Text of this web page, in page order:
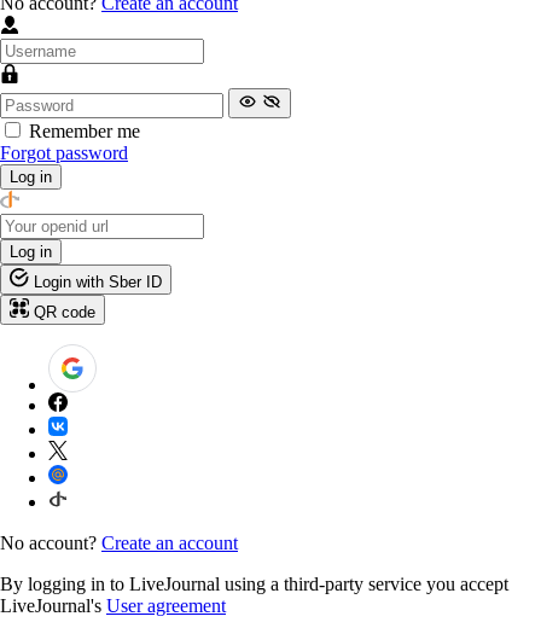
Remember me
Forgot password
Log in
Log in
Login with Sber ID
QR code
No account? Create an account
By logging in to LiveJournal using a third-party service you accept
LiveJournal's User agreement